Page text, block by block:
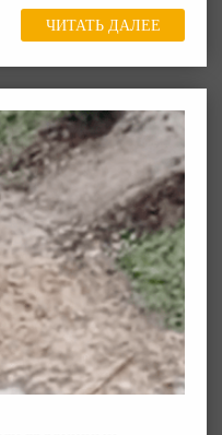
ЧИТАТЬ ДАЛЕЕ